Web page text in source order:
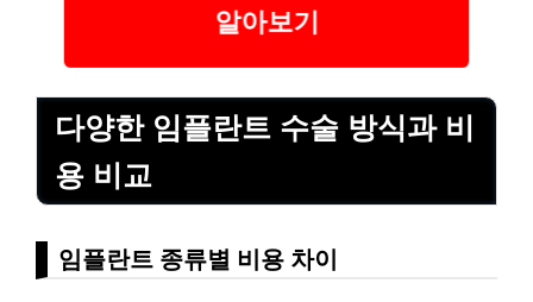
알아보기
다양한 임플란트 수술 방식과 비
용 비교
임플란트 종류별 비용 차이